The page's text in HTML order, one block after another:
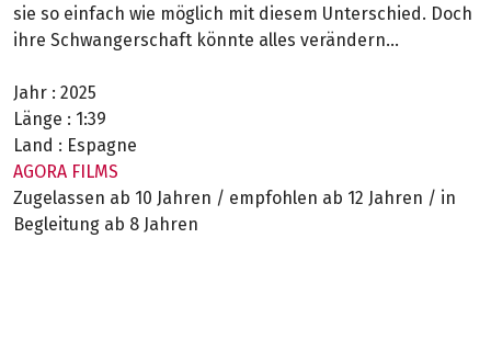
sie so einfach wie möglich mit diesem Unterschied. Doch
ihre Schwangerschaft könnte alles verändern...
Jahr : 2025
Länge : 1:39
Land : Espagne
AGORA FILMS
Zugelassen ab 10 Jahren / empfohlen ab 12 Jahren / in
Begleitung ab 8 Jahren